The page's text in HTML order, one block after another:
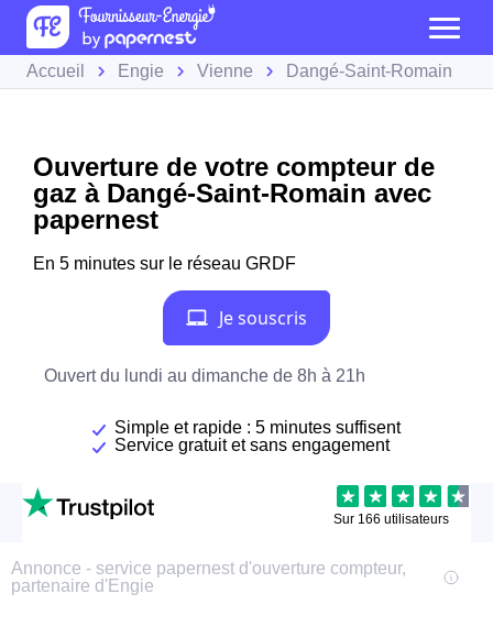
Accueil Engie Vienne Dangé-Saint-Romain